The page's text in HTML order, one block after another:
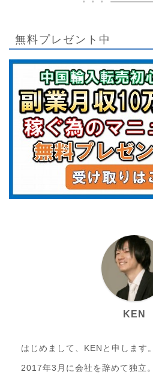
無料プレゼント中
KEN
はじめまして、KENと申します。
2017年3月に会社を辞めて独立。